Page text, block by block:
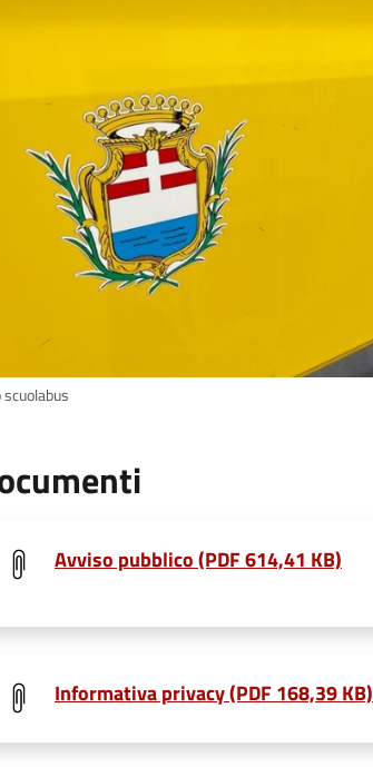
scuolabus
Avviso pubblico (PDF 614,41 KB)
Informativa privacy (PDF 168,39 KB)